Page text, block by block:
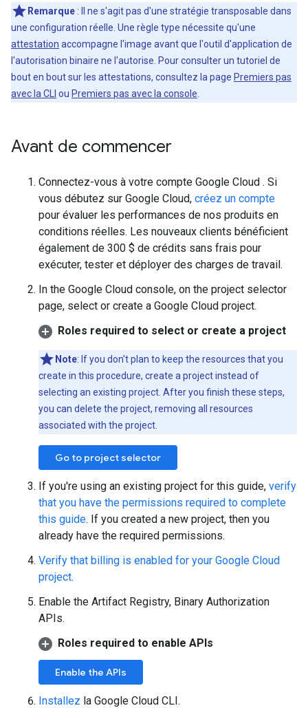
Remarque : Il ne s'agit pas d'une stratégie transposable dans
une configuration réelle. Une règle type nécessite qu'une
attestation accompagne l'image avant que l'outil d'application de
l'autorisation binaire ne l'autorise. Pour consulter un tutoriel de
bout en bout sur les attestations, consultez la page Premiers pas
avec la CLI
ou Premiers pas avec la console
Avant de commencer
Connectez-vous à votre compte Google Cloud . Si
vous débutez sur Google Cloud, créez un compte
pour évaluer les performances de nos produits en
conditions réelles. Les nouveaux clients bénéficient
également de 300 $ de crédits sans frais pour
exécuter, tester et déployer des charges de travail.
In the Google Cloud console, on the project selector
page, select or create a Google Cloud project.
Roles required to select or create a project
Note: If you don't plan to keep the resources that you
create in this procedure, create a project instead of
selecting an existing project. After you finish these steps,
you can delete the project, removing all resources
associated with the project.
Go to project selector
If you're using an existing project for this guide, verify
that you have the permissions required to complete
this guide. If you created a new project, then you
already have the required permissions.
Verify that billing is enabled for your Google Cloud
project.
Enable the Artifact Registry, Binary Authorization
APIs.
Roles required to enable APIs
Enable the APIs
Installez la Google Cloud CLI.